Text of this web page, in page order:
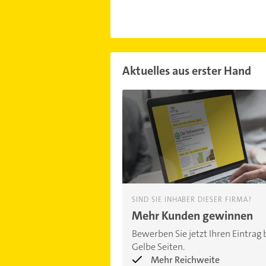
Aktuelles aus erster Hand
SIND SIE INHABER DIESER FIRMA?
Mehr Kunden gewinnen
Bewerben Sie jetzt Ihren Eintrag
Gelbe Seiten.
Mehr Reichweite